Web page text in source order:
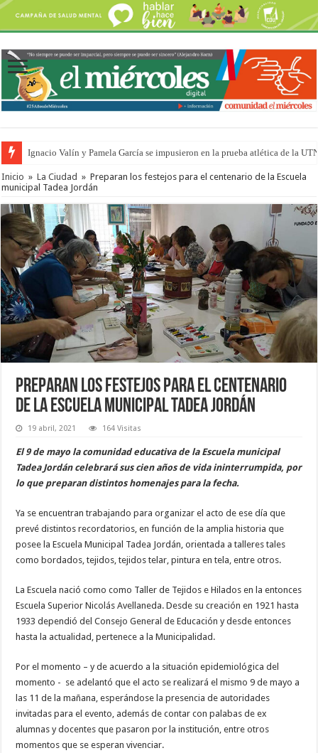
Ignacio Valín y Pamela García se impusieron en la prueba atlética de la
Traigo el litoral en mi canción: 100 años de Aníbal Sampayo
Inicio » La Ciudad » Preparan los festejos para el centenario de la Escuela
municipal Tadea Jordán
Preparan los festejos para el centenario
de la Escuela municipal Tadea Jordán
19 abril, 2021 164 Visitas
El 9 de mayo la comunidad educativa de la Escuela municipal
Tadea Jordán celebrará sus cien años de vida ininterrumpida, por
lo que preparan distintos homenajes para la fecha.
Ya se encuentran trabajando para organizar el acto de ese día que
prevé distintos recordatorios, en función de la amplia historia que
posee la Escuela Municipal Tadea Jordán, orientada a talleres tales
como bordados, tejidos, tejidos telar, pintura en tela, entre otros.
La Escuela nació como como Taller de Tejidos e Hilados en la entonces
Escuela Superior Nicolás Avellaneda. Desde su creación en 1921 hasta
1933 dependió del Consejo General de Educación y desde entonces
hasta la actualidad, pertenece a la Municipalidad.
Por el momento – y de acuerdo a la situación epidemiológica del
momento - se adelantó que el acto se realizará el mismo 9 de mayo a
las 11 de la mañana, esperándose la presencia de autoridades
invitadas para el evento, además de contar con palabas de ex
alumnas y docentes que pasaron por la institución, entre otros
momentos que se esperan vivenciar.